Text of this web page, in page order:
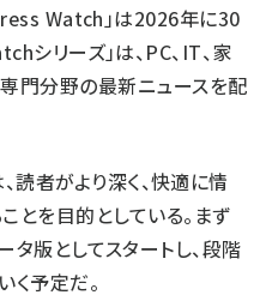
Watch」は2026年に30
シリーズ」は、PC、IT、家
門分野の最新ニュースを配
読者がより深く、快適に情
とを目的としている。まず
版としてスタートし、段階
く予定だ。